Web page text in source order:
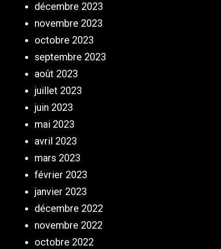
décembre 2023
novembre 2023
octobre 2023
septembre 2023
août 2023
juillet 2023
juin 2023
mai 2023
avril 2023
mars 2023
février 2023
janvier 2023
décembre 2022
novembre 2022
octobre 2022